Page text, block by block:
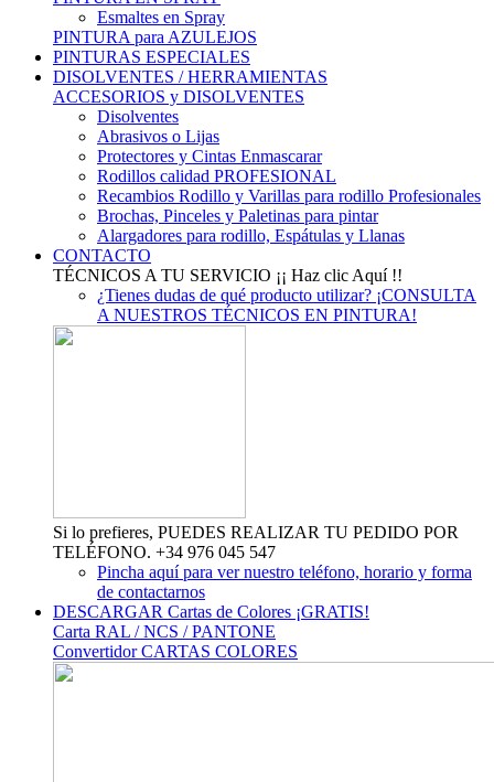
Esmaltes en Spray
PINTURA para AZULEJOS
PINTURAS ESPECIALES
DISOLVENTES / HERRAMIENTAS
ACCESORIOS y DISOLVENTES
Disolventes
Abrasivos o Lijas
Protectores y Cintas Enmascarar
Rodillos calidad PROFESIONAL
Recambios Rodillo y Varillas para rodillo Profesionales
Brochas, Pinceles y Paletinas para pintar
Alargadores para rodillo, Espátulas y Llanas
CONTACTO
TÉCNICOS A TU SERVICIO ¡¡ Haz clic Aquí !!
¿Tienes dudas de qué producto utilizar? ¡CONSULTA
A NUESTROS TÉCNICOS EN PINTURA!
Si lo prefieres, PUEDES REALIZAR TU PEDIDO POR
TELÉFONO. +34 976 045 547
Pincha aquí para ver nuestro teléfono, horario y forma
de contactarnos
DESCARGAR Cartas de Colores ¡GRATIS!
Carta RAL / NCS / PANTONE
Convertidor CARTAS COLORES